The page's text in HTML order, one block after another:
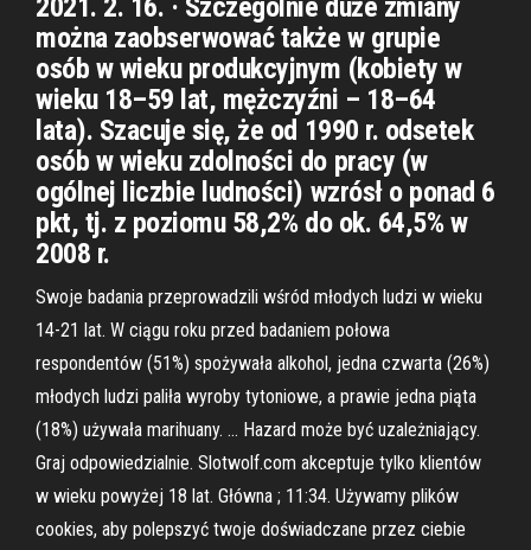
2021. 2. 16. · Szczególnie duże zmiany
można zaobserwować także w grupie
osób w wieku produkcyjnym (kobiety w
wieku 18–59 lat, mężczyźni – 18–64
lata). Szacuje się, że od 1990 r. odsetek
osób w wieku zdolności do pracy (w
ogólnej liczbie ludności) wzrósł o ponad 6
pkt, tj. z poziomu 58,2% do ok. 64,5% w
2008 r.
Swoje badania przeprowadzili wśród młodych ludzi w wieku
14-21 lat. W ciągu roku przed badaniem połowa
respondentów (51%) spożywała alkohol, jedna czwarta (26%)
młodych ludzi paliła wyroby tytoniowe, a prawie jedna piąta
(18%) używała marihuany. … Hazard może być uzależniający.
Graj odpowiedzialnie. Slotwolf.com akceptuje tylko klientów
w wieku powyżej 18 lat. Główna ; 11:34. Używamy plików
cookies, aby polepszyć twoje doświadczane przez ciebie